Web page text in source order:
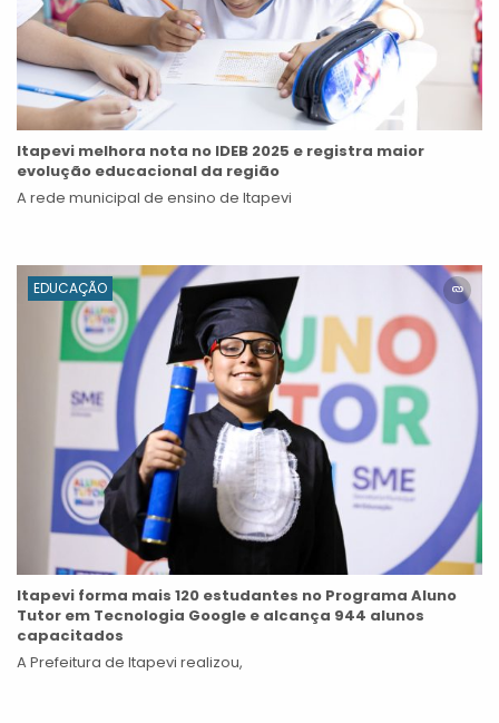
Itapevi melhora nota no IDEB 2025 e registra maior
evolução educacional da região
A rede municipal de ensino de Itapevi
EDUCAÇÃO
Itapevi forma mais 120 estudantes no Programa Aluno
Tutor em Tecnologia Google e alcança 944 alunos
capacitados
A Prefeitura de Itapevi realizou,